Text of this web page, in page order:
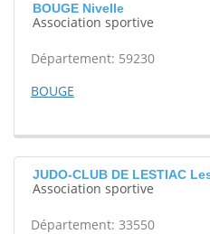
BOUGE Nivelle
Association sportive
Département: 59230
BOUGE
JUDO-CLUB DE LESTIAC
Association sportive
Département: 33550